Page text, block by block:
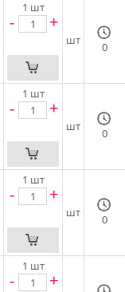
1 шт
- +
шт 0
1 шт
- +
шт 0
1 шт
- +
шт 0
1 шт
- +